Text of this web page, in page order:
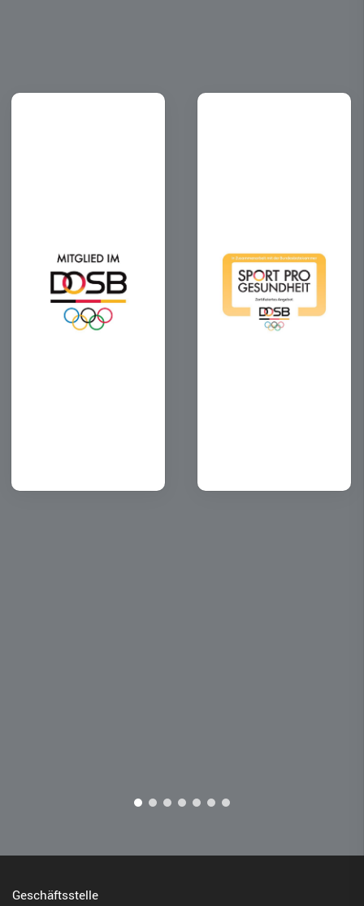
Geschäftsstelle